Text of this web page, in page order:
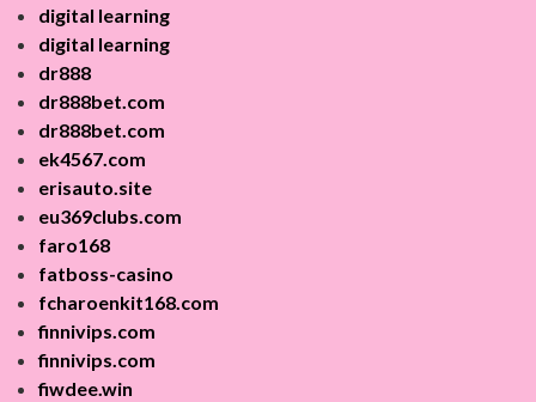
digital learning
digital learning
dr888
dr888bet.com
dr888bet.com
ek4567.com
erisauto.site
eu369clubs.com
faro168
fatboss-casino
fcharoenkit168.com
finnivips.com
finnivips.com
fiwdee.win